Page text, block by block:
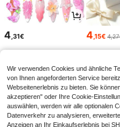
4 ,31€ 4 ,15€
Wir verwenden Cookies und ähnliche
von Ihnen angeforderten Service
Webseitenerlebnis zu bieten. Sie
akzeptieren" oder Ihre Cookie-
auswählen, werden wir alle optionalen
Datenverkehr zu analysieren,
Anzeigen an Ihr Einkaufserlebnis bei